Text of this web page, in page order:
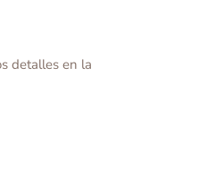
detalles en la